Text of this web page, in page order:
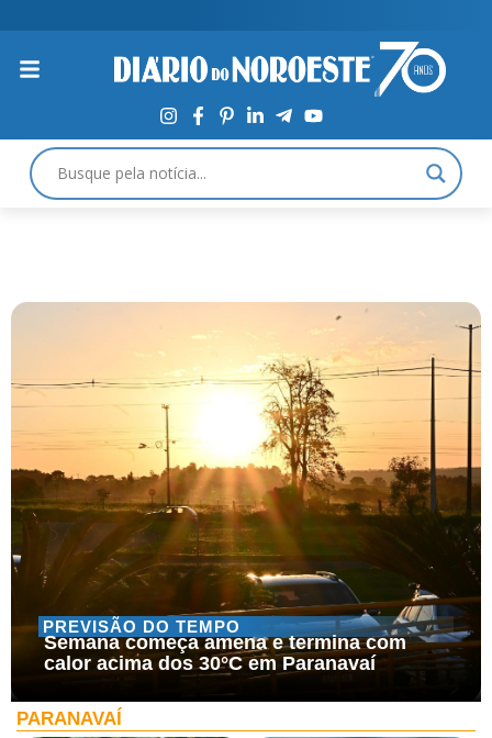
PREVISÃO DO TEMPO
Semana começa amena e termina com
calor acima dos 30°C em Paranavaí
PARANAVAÍ